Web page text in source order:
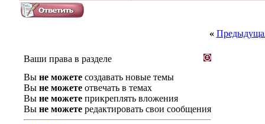
«
Ваши права в разделе
Вы не можете создавать новые темы
Вы не можете отвечать в темах
Вы не можете прикреплять вложения
Вы не можете редактировать свои сообщения